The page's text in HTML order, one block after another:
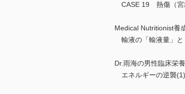
CASE 19 熱傷（宮
Medical Nutritionist養
輸液の「輸液量」と
Dr.雨海の男性臨床栄
エネルギーの逆襲